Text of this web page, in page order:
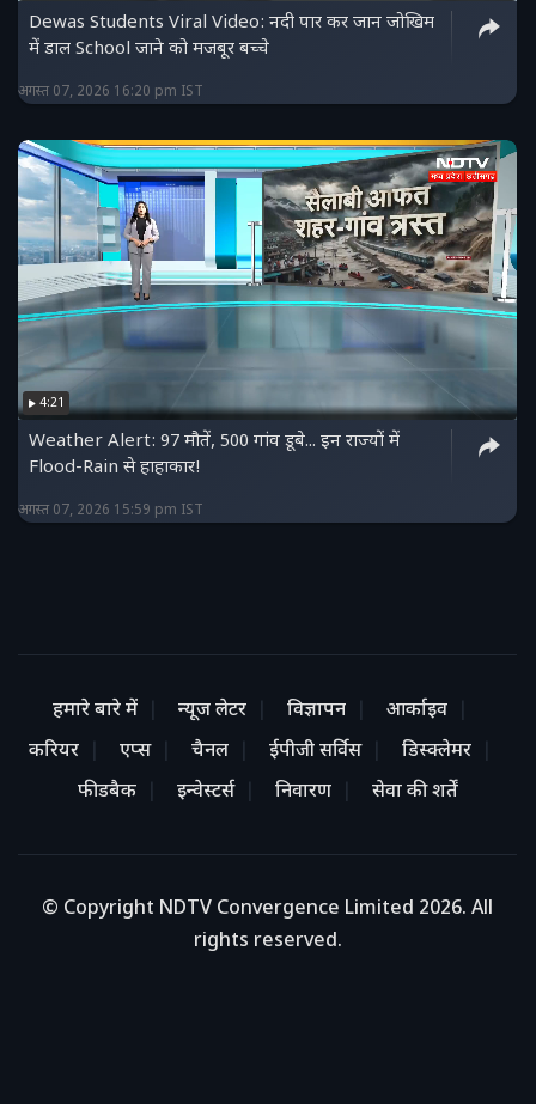
Dewas Students Viral Video: नदी पार कर जान जोखिम
में डाल School जाने को मजबूर बच्चे
अगस्त 07, 2026 16:20 pm IST
4:21
Weather Alert: 97 मौतें, 500 गांव डूबे... इन राज्यों में
Flood-Rain से हाहाकार!
अगस्त 07, 2026 15:59 pm IST
हमारे बारे में न्यूज लेटर विज्ञापन
आर्काइव
करियर
एप्स चैनल ईपीजी सर्विस
डिस्क्लेमर
फीडबैक
इन्वेस्टर्स निवारण सेवा की शर्तें
© Copyright NDTV Convergence Limited 2026. All
rights reserved.